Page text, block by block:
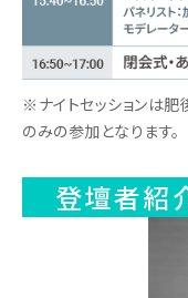
※ナイトセッションは
のみの参加となります。
登壇者紹